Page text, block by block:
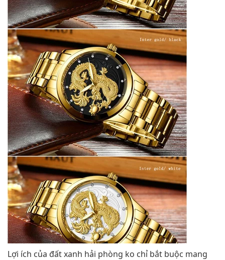
Lợi ích của đất xanh hải phòng ko chỉ bắt buộc mang